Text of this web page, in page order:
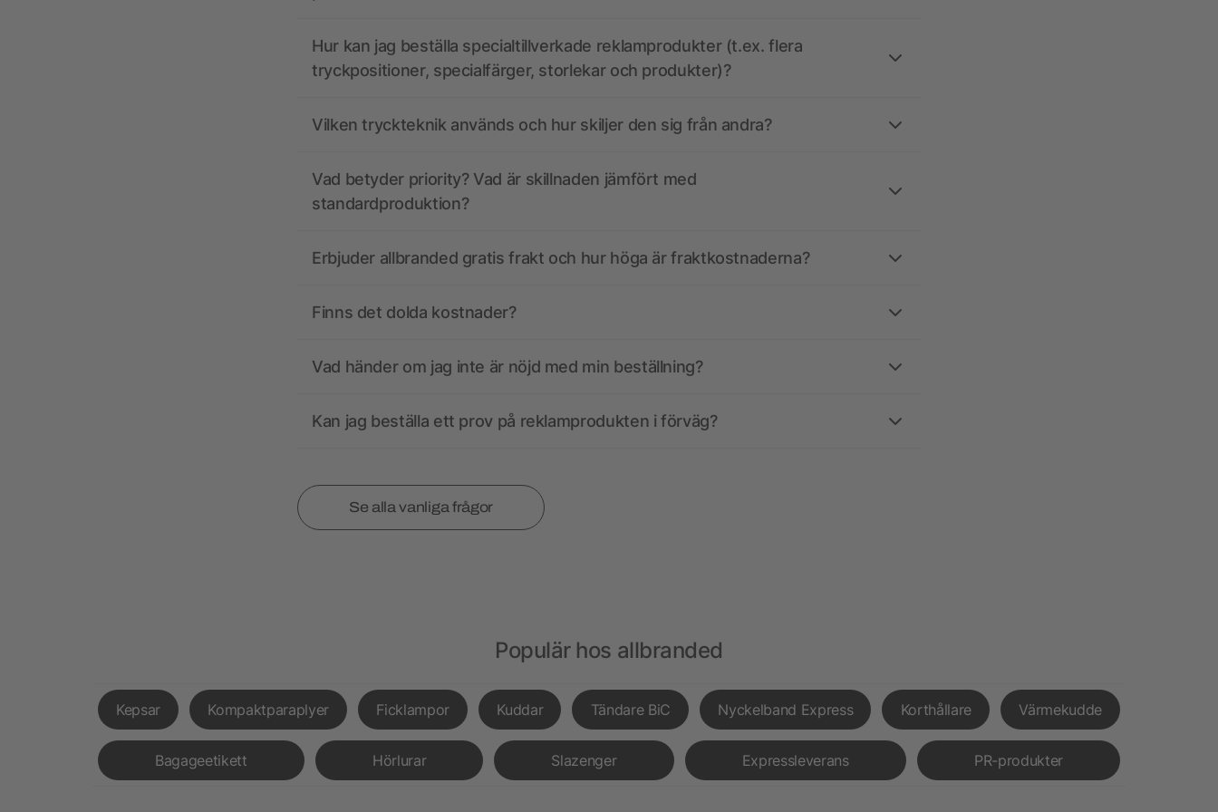
Hur kan jag beställa specialtillverkade reklamprodukter (t.ex. flera
tryckpositioner, specialfärger, storlekar och produkter)?
Vilken tryckteknik används och hur skiljer den sig från andra?
Vad betyder priority? Vad är skillnaden jämfört med
standardproduktion?
Erbjuder allbranded gratis frakt och hur höga är fraktkostnaderna?
Finns det dolda kostnader?
Vad händer om jag inte är nöjd med min beställning?
Kan jag beställa ett prov på reklamprodukten i förväg?
Se alla vanliga frågor
Populär hos allbranded
Kepsar Kompaktparaplyer Ficklampor Kuddar Tändare BiC Nyckelband Express Korthållare Värmekudde
Bagageetikett Hörlurar Slazenger Expressleverans PR-produkter